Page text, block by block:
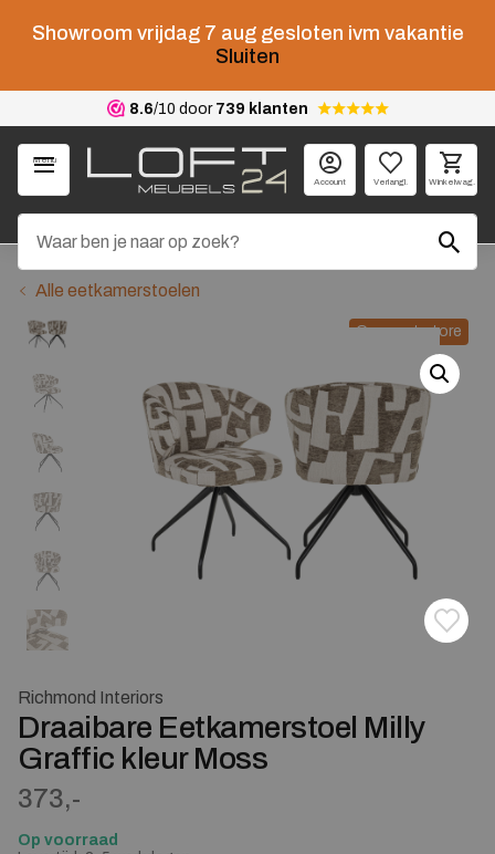
Showroom vrijdag 7 aug gesloten ivm vakantie
Sluiten
8.6/10 door 739 klanten
Menu
Account Verlangl. Winkelwag.
Alle eetkamerstoelen
Concept store
Richmond Interiors
Draaibare Eetkamerstoel Milly
Graffic kleur Moss
373,-
Op voorraad